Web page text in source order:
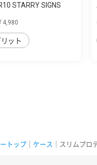
STARRY SIGNS
4,980
ット
トップ ケース ｜スリムプロ